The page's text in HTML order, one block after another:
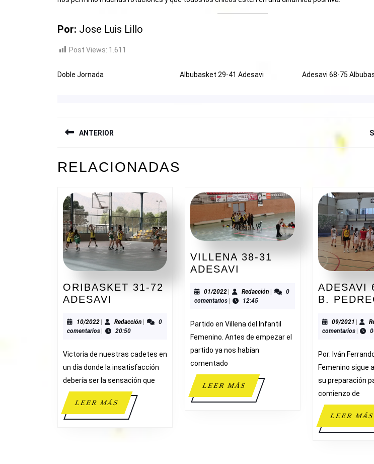
Por: Jose Luis Lillo
Post Views: 1.611
Doble Jornada Albubasket 29-41 Adesavi Adesavi 68-75
DE
ENTRADAS
ANTERIOR
anterior:
RELACIONADAS
ORIBASKET 31-72
ADESAVI
72
ADESAVI
10/202210/2022
| RedacciónRedacción
|
0
comentarios | 20:50
Victoria de nuestras cadetes en
un día donde la insatisfacción
debería ser la sensación que
LEER MÁSLEER
MÁS
VILLENA 38-31
ADESAVI
31
ADESAVI
01/202201/2022
| Redacción Redacción
|
0
comentarios | 12:45
Partido en Villena del Infantil
Femenino. Antes de empezar el
partido ya nos habían
comentado
LEER MÁSLEER
MÁS
ADESAVI
B.
09/202109/
|
comentarios |
Por: Iván
Femenino sigue
su preparación
comienzo de
LEER MÁS